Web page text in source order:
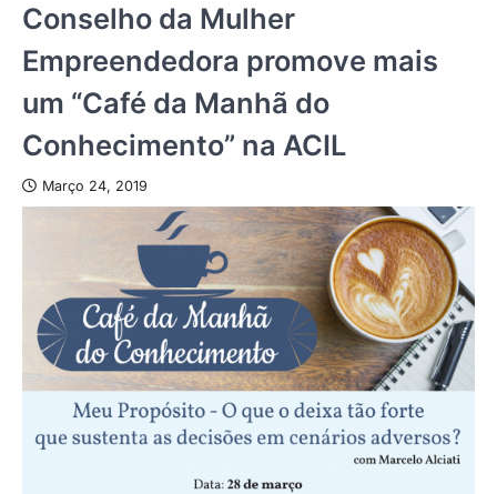
Conselho da Mulher
Empreendedora promove mais
um “Café da Manhã do
Conhecimento” na ACIL
Março 24, 2019